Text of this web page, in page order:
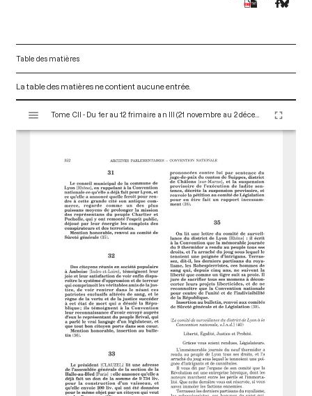
Table des matières
La table des matières ne contient aucune entrée.
s